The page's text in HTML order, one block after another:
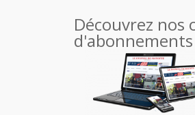
Découvrez nos
d'abonnements